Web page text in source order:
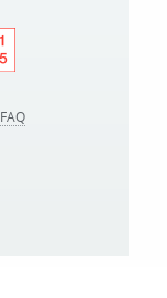
FAQ